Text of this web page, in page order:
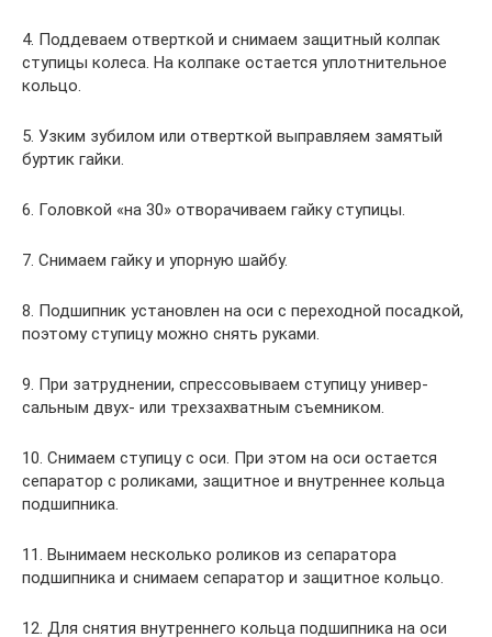
4. Поддеваем отверткой и снимаем защитный колпак
ступицы колеса. На колпаке остается уплотнительное
кольцо.
5. Узким зубилом или отверткой вы­правляем замятый
буртик гайки.
6. Головкой «на 30» отворачиваем гайку ступицы.
7. Снимаем гайку и упорную шайбу.
8. Подшипник установлен на оси с переходной посадкой,
поэтому ступицу можно снять руками.
9. При затруднении, спрессовываем ступицу универ­
сальным двух- или трехзахватным съемником.
10. Снимаем ступицу с оси. При этом на оси остается
сепаратор с роликами, защитное и внутреннее кольца
подшипника.
11. Вынимаем несколько роликов из сепаратора
подшипника и снима­ем сепаратор и защитное кольцо.
12. Для снятия внутреннего кольца под­шипника на оси